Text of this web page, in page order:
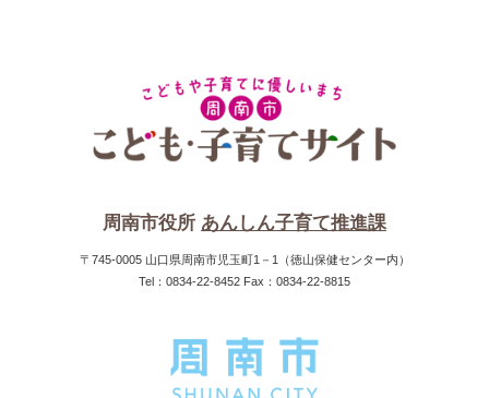
周南市役所 あんしん子育て推進課
〒745-0005 山口県周南市児玉町1－1（徳山保健センター内）
Tel：0834-22-8452 Fax：0834-22-8815